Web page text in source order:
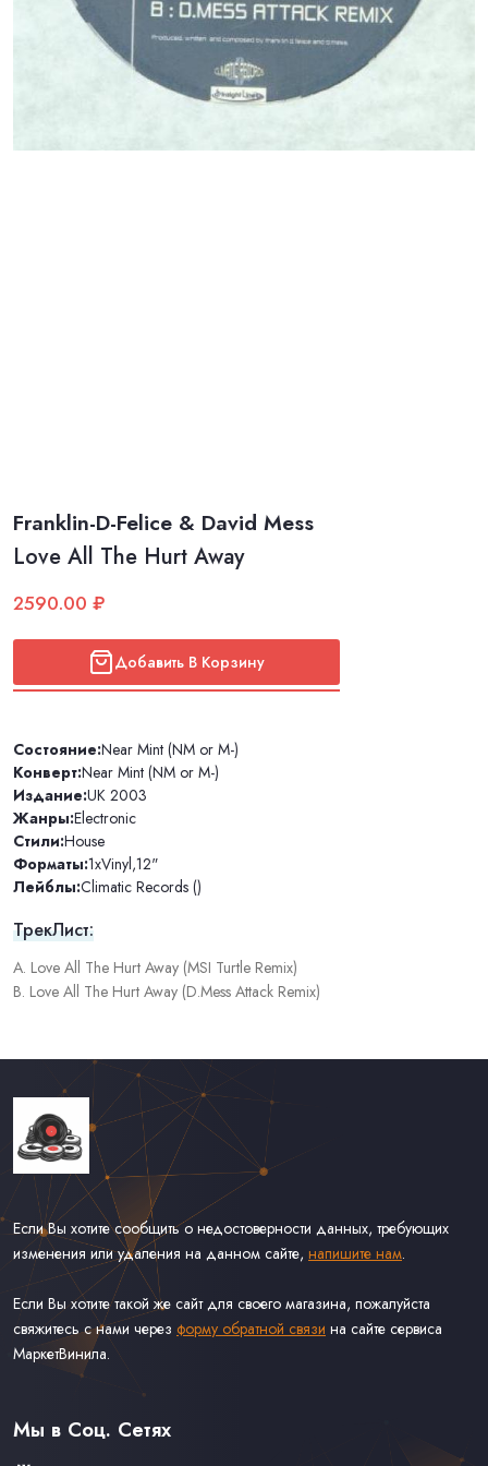
Franklin-D-Felice & David Mess
Love All The Hurt Away
2590.00 ₽
Добавить В Корзину
Состояние:Near Mint (NM or M-)
Конверт:Near Mint (NM or M-)
Издание:UK 2003
Жанры:Electronic
Стили:House
Форматы:1xVinyl,12"
Лейблы:Climatic Records ()
ТрекЛист:
A. Love All The Hurt Away (MSI Turtle Remix)
B. Love All The Hurt Away (D.Mess Attack Remix)
Если Вы хотите сообщить о недостоверности данных, требующих
изменения или удаления на данном сайте, напишите нам.
Если Вы хотите такой же сайт для своего магазина, пожалуйста
свяжитесь с нами через форму обратной связи на сайте сервиса
МаркетВинила.
Каталог Винила, CD и Кассет
Доставка и Оплата
Мы в Соц. Сетях